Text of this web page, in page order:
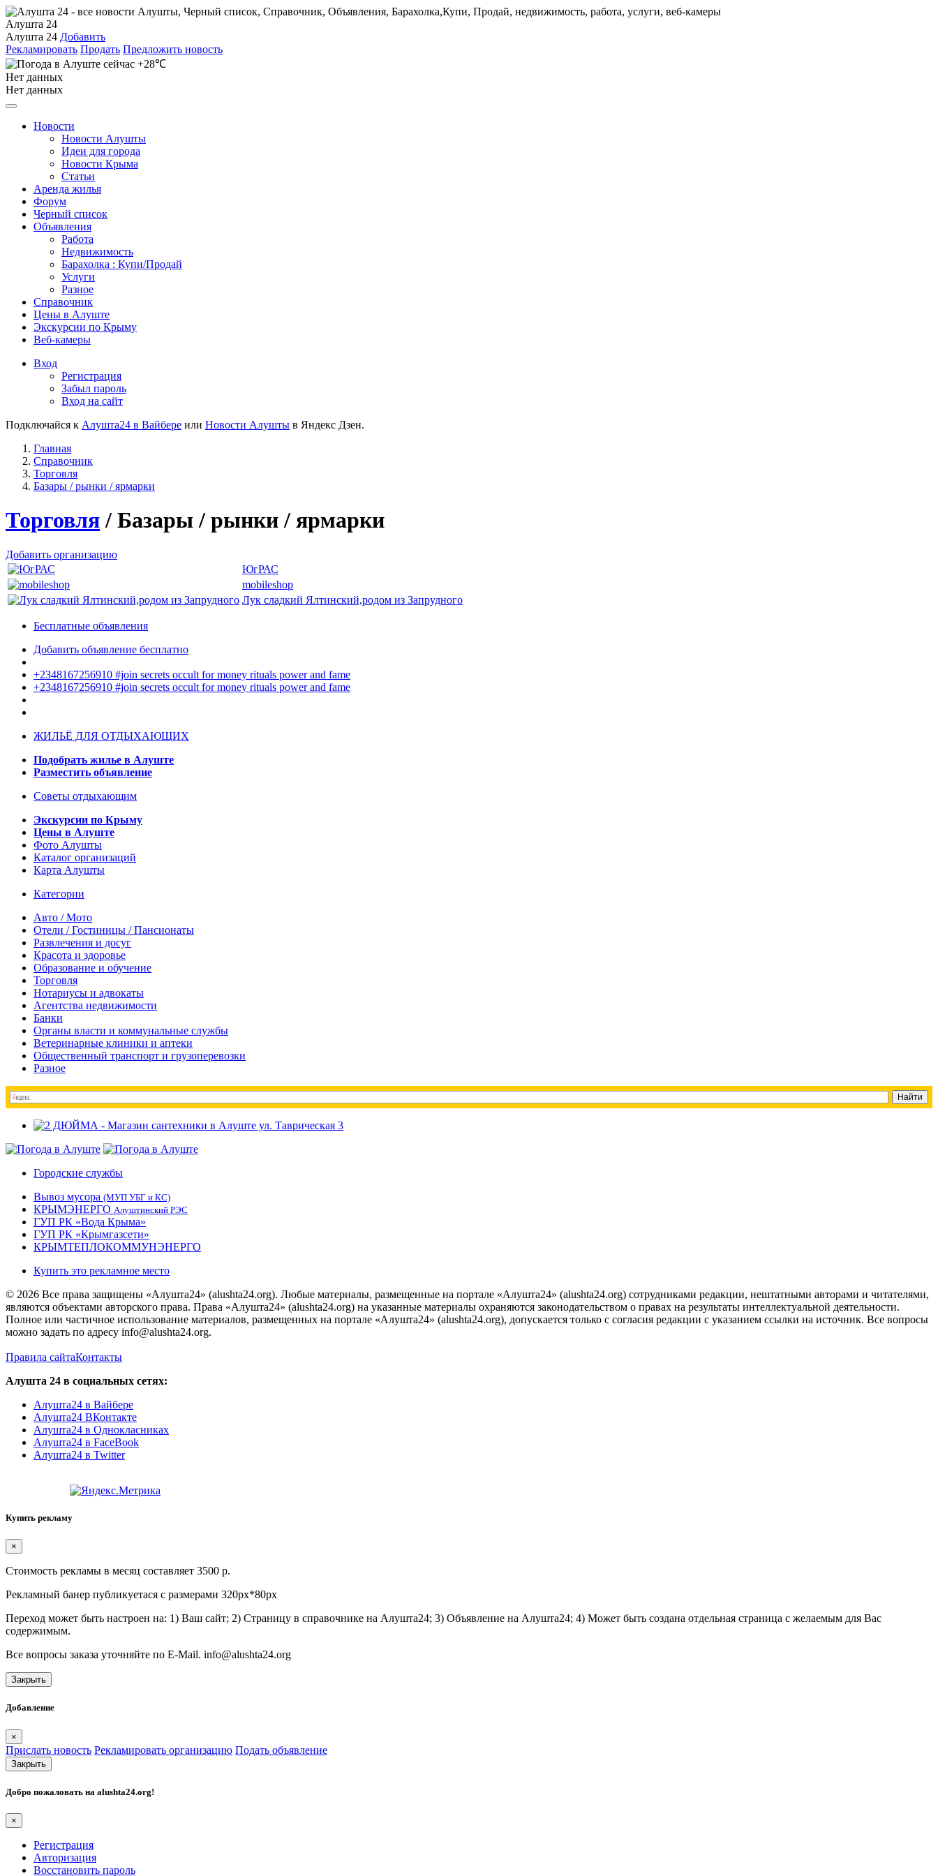
Алушта 24
Алушта 24 Добавить
Рекламировать Продать Предложить новость
+28℃
Нет данных
Нет данных
Новости
Новости Алушты
Идеи для города
Новости Крыма
Статьи
Аренда жилья
Форум
Черный список
Объявления
Работа
Недвижимость
Барахолка : Купи/Продай
Услуги
Разное
Справочник
Цены в Алуште
Экскурсии по Крыму
Веб-камеры
Вход
Регистрация
Забыл пароль
Вход на сайт
Подключайся к Алушта24 в Вайбере или Новости Алушты в Яндекс Дзен.
Главная
Справочник
Торговля
Базары / рынки / ярмарки
Торговля/ Базары / рынки / ярмарки
Добавить организацию
ЮгРАС
mobileshop
Лук сладкий Ялтинский,родом из Запрудного
Бесплатные объявления
Добавить объявление бесплатно
+2348167256910 #join secrets occult for money rituals power and fame
+2348167256910 #join secrets occult for money rituals power and fame
ЖИЛЬЁ ДЛЯ ОТДЫХАЮЩИХ
Подобрать жилье в Алуште
Разместить объявление
Советы отдыхающим
Экскурсии по Крыму
Цены в Алуште
Фото Алушты
Каталог организаций
Карта Алушты
Категории
Авто / Мото
Отели / Гостиницы / Пансионаты
Развлечения и досуг
Красота и здоровье
Образование и обучение
Торговля
Нотариусы и адвокаты
Агентства недвижимости
Банки
Органы власти и коммунальные службы
Ветеринарные клиники и аптеки
Общественный транспорт и грузоперевозки
Разное
Городские службы
Вывоз мусора (МУП УБГ и КС)
КРЫМЭНЕРГО Алуштинский РЭС
ГУП РК «Вода Крыма»
ГУП РК «Крымгазсети»
КРЫМТЕПЛОКОММУНЭНЕРГО
Купить это рекламное место
© 2026 Все права защищены «Алушта24» (alushta24.org). Любые материалы, размещенные на портале «Алушта24» (alushta24.org) сотрудниками редакции, нештатными авторами и читателями,
являются объектами авторского права. Права «Алушта24» (alushta24.org) на указанные материалы охраняются законодательством о правах на результаты интеллектуальной деятельности.
Полное или частичное использование материалов, размещенных на портале «Алушта24» (alushta24.org), допускается только с согласия редакции с указанием ссылки на источник. Все вопросы
можно задать по адресу info@alushta24.org.
Правила сайтаКонтакты
Алушта 24 в социальных сетях:
Алушта24 в Вайбере
Алушта24 ВКонтакте
Алушта24 в Однокласниках
Алушта24 в FaceBook
Алушта24 в Twitter
Купить рекламу
×
Стоимость рекламы в месяц составляет 3500 р.
Рекламный банер публикуетася с размерами 320px*80px
Переход может быть настроен на: 1) Ваш сайт; 2) Страницу в справочнике на Алушта24; 3) Объявление на Алушта24; 4) Может быть создана отдельная страница с желаемым для Вас
содержимым.
Все вопросы заказа уточняйте по E-Mail. info@alushta24.org
Закрыть
Добавление
×
Прислать новость Рекламировать организацию Подать объявление
Закрыть
Добро пожаловать на alushta24.org!
×
Регистрация
Авторизация
Восстановить пароль